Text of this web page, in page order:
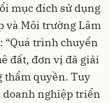
mục đích sử dụng
và Môi trường Lâm
“Quá trình chuyển
đất, đơn vị đã giải
thẩm quyền. Tuy
doanh nghiệp triển